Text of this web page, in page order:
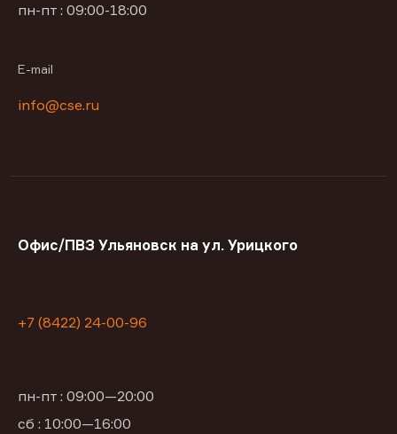
пн-пт : 09:00-18:00
E-mail
info@cse.ru
Офис/ПВЗ Ульяновск на ул. Урицкого
+7 (8422) 24-00-96
пн-пт : 09:00—20:00
сб : 10:00—16:00